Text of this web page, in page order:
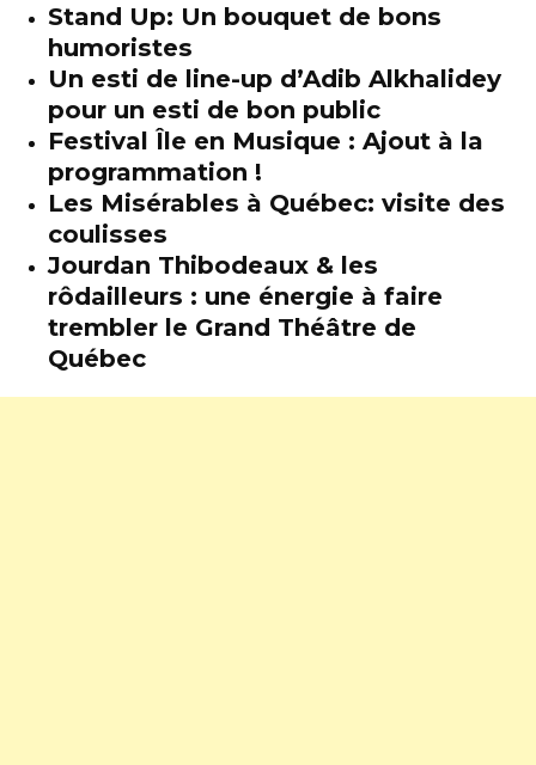
Stand Up: Un bouquet de bons
humoristes
Un esti de line-up d’Adib Alkhalidey
pour un esti de bon public
Festival Île en Musique : Ajout à la
programmation !
Les Misérables à Québec: visite des
coulisses
Jourdan Thibodeaux & les
rôdailleurs : une énergie à faire
trembler le Grand Théâtre de
Québec